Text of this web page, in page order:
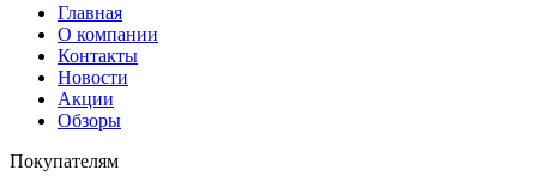
Главная
О компании
Контакты
Новости
Акции
Обзоры
Покупателям